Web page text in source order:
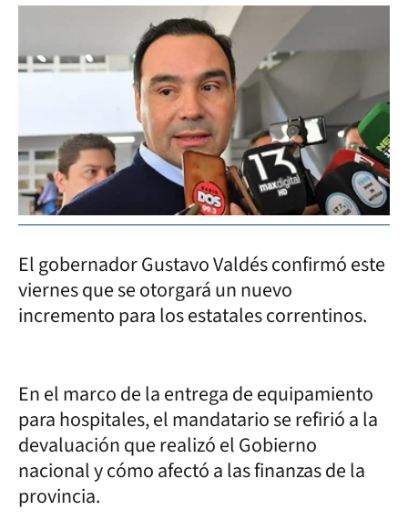
El gobernador Gustavo Valdés confirmó este
viernes que se otorgará un nuevo
incremento para los estatales correntinos.
En el marco de la entrega de equipamiento
para hospitales, el mandatario se refirió a la
devaluación que realizó el Gobierno
nacional y cómo afectó a las finanzas de la
provincia.